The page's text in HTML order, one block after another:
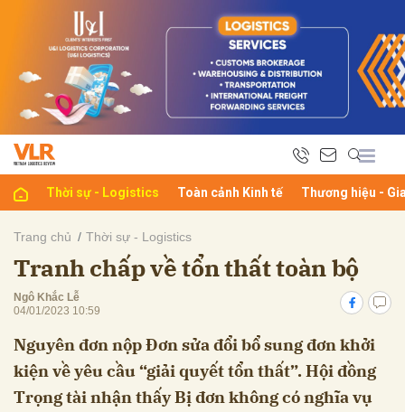
Thời sự - Logistics Toàn cảnh Kinh tế Thương hiệu -
Trang chủ Thời sự - Logistics
Tranh chấp về tổn thất toàn bộ
Ngô Khắc Lễ
04/01/2023 10:59
Nguyên đơn nộp Đơn sửa đổi bổ sung đơn khởi
kiện về yêu cầu “giải quyết tổn thất”. Hội đồng
Trọng tài nhận thấy Bị đơn không có nghĩa vụ
luận
Hủy